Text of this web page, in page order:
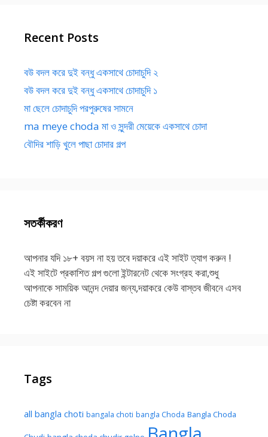
Recent Posts
বউ বদল করে দুই বন্ধু একসাথে চোদাচুদি ২
বউ বদল করে দুই বন্ধু একসাথে চোদাচুদি ১
মা ছেলে চোদাচুদি পরপুরুষের সামনে
ma meye choda মা ও সুন্দরী মেয়েকে একসাথে চোদা
বৌদির শাড়ি খুলে পাছা চোদার গল্প
সতর্কীকরণ
আপনার যদি ১৮+ বয়স না হয় তবে দয়াকরে এই সাইট ত্যাগ করুন !
এই সাইটে প্রকাশিত গল্প গুলো ইন্টারনেট থেকে সংগ্রহ করা,শুধু
আপনাকে সাময়িক আনন্দ দেয়ার জন্য,দয়াকরে কেউ বাস্তব জীবনে এসব
চেষ্টা করবেন না
Tags
all bangla choti bangala choti bangla Choda Bangla Choda